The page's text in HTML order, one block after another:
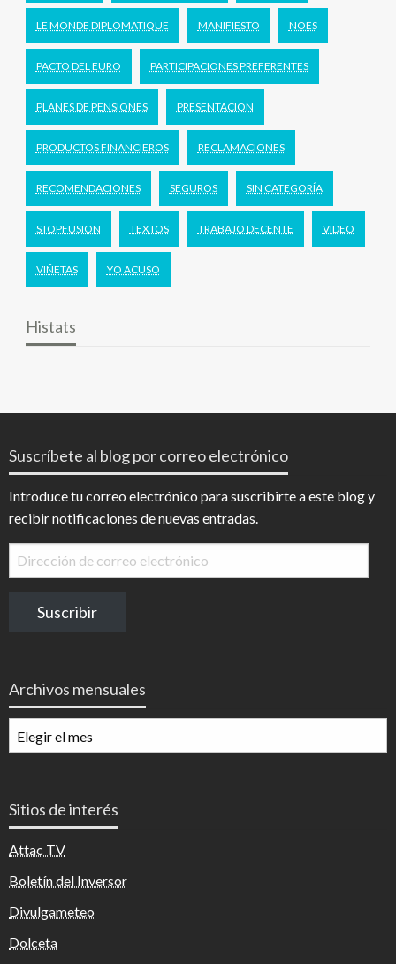
LE MONDE DIPLOMATIQUE MANIFIESTO NOES
PACTO DEL EURO PARTICIPACIONES PREFERENTES
PLANES DE PENSIONES PRESENTACION
PRODUCTOS FINANCIEROS RECLAMACIONES
RECOMENDACIONES SEGUROS SIN CATEGORÍA
STOPFUSION TEXTOS TRABAJO DECENTE VIDEO
VIÑETAS YO ACUSO
Histats
Suscríbete al blog por correo electrónico
Introduce tu correo electrónico para suscribirte a este blog y
recibir notificaciones de nuevas entradas.
Dirección
de
electrónico
Suscribir
Archivos mensuales
mensuales
Sitios de interés
Attac TV
Boletín del Inversor
Divulgameteo
Dolceta